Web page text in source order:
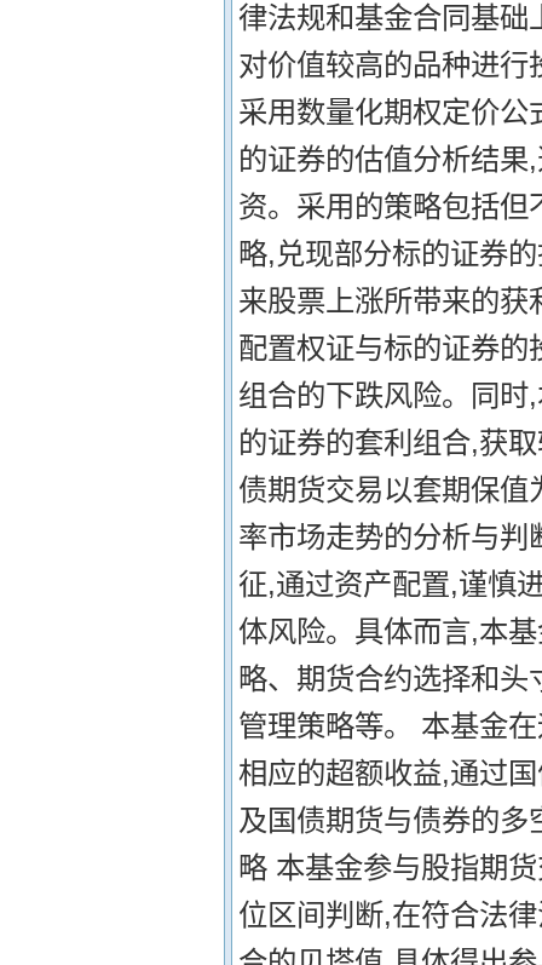
律法规和基金合同基
对价值较高的品种进
采用数量化期权定价
的证券的估值分析结
资。采用的策略包括
略,兑现部分标的证券
来股票上涨所带来的
配置权证与标的证券
组合的下跌风险。同
的证券的套利组合,获
债期货交易以套期保
率市场走势的分析与
征,通过资产配置,谨慎
体风险。具体而言,本
略、期货合约选择和
管理策略等。 本基金
相应的超额收益,通过
及国债期货与债券的
略 本基金参与股指期
位区间判断,在符合法